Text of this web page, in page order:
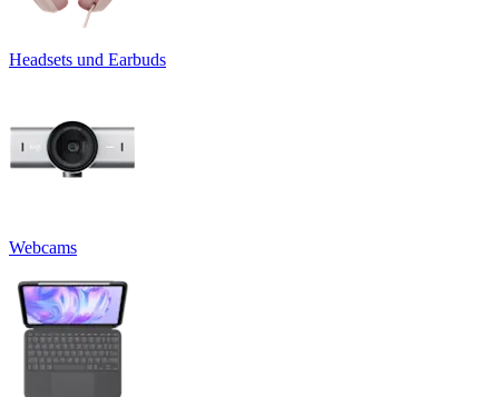
Headsets und Earbuds
Webcams